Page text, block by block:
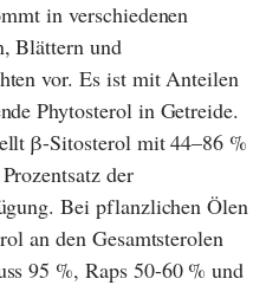
in verschiedenen
Blättern und
vor. Es ist mit Anteilen
Phytosterol in Getreide.
β-Sitosterol mit 44–86 %
der
Bei pflanzlichen Ölen
an den Gesamtsterolen
95 %, Raps 50-60 % und